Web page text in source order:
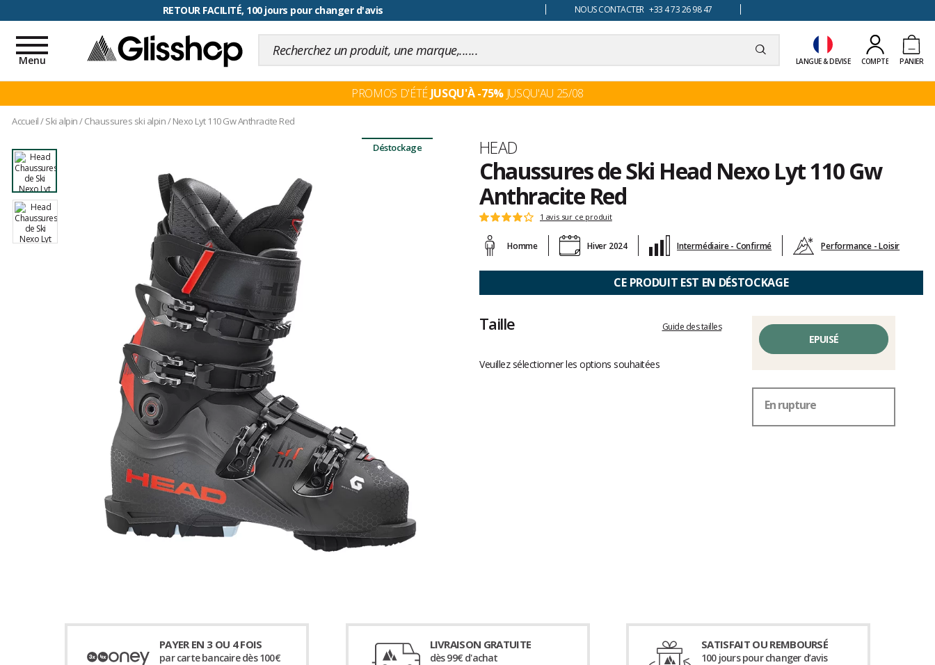
RETOUR FACILITÉ, 100 jours pour changer d'avis NOUS CONTACTER +33 4 73 26 98 47
LANGUE & DEVISE COMPTE PANIER
Toggle
navigation
Menu
PROMOS D'ÉTÉ JUSQU'À -75%JUSQU'AU 25/08
Accueil/Ski alpin/Chaussures ski alpin/Nexo Lyt 110 Gw Anthracite Red
Déstockage Marque
HEAD
Chaussures de Ski Head Nexo Lyt 110 Gw
Anthracite Red
Les
clients
Note
sur
5
1 avis sur ce produit
Homme Hiver 2024 Intermédiaire - Confirmé Performance - Loisir
CE PRODUIT EST EN DÉSTOCKAGE
Taille Guide des tailles
Veuillez sélectionner les options souhaitées
EPUISÉ
En rupture
PAYER EN 3 OU 4 FOIS
par carte bancaire dès 100€
LIVRAISON GRATUITE
dès 99€ d'achat
SATISFAIT OU REMBOURSÉ
100 jours pour changer d’avis